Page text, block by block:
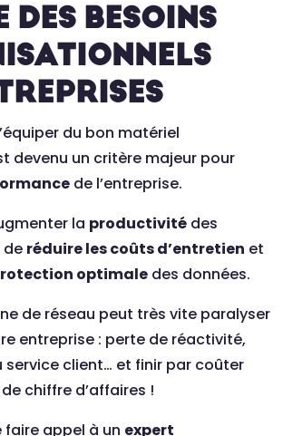
DES BESOINS
du bon matériel
devenu un critère majeur pour
de l’entreprise.
la productivité des
de réduire les coûts d’entretien et
optimale des données.
de réseau peut très vite paralyser
entreprise : perte de réactivité,
client… et finir par coûter
chiffre d’affaires !
faire appel à un expert